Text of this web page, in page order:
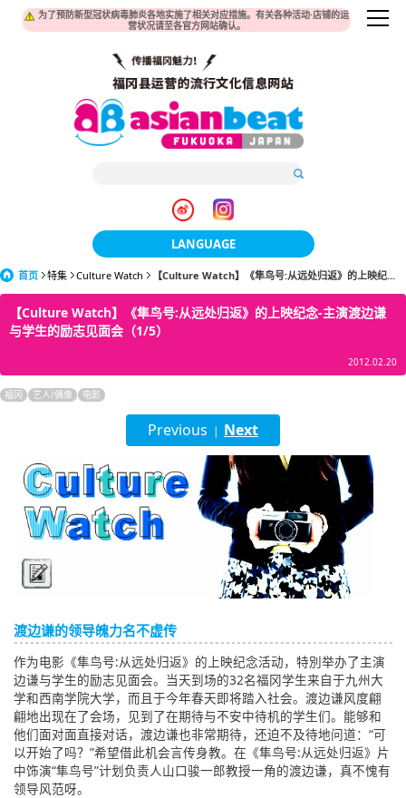
为了预防新型冠状病毒肺炎各地实施了相关对应措施。有关各种活动·店铺的运
营状况请至各官方网站确认。
LANGUAGE
日本語
한국어
English
ภาษาไทย
tiéng Viêt
Bahasa Indonesia
首页 特集 Culture Watch 【Culture Watch】《隼鸟号:从远处归返》的上映纪...
【Culture Watch】《隼鸟号:从远处归返》的上映纪念-主演渡边谦
与学生的励志见面会（1/5）
2012.02.20
福冈 艺人/偶像 电影
Previous | Next
渡边谦的领导魄力名不虚传
作为电影《隼鸟号:从远处归返》的上映纪念活动，特別举办了主演
边谦与学生的励志见面会。当天到场的32名福冈学生来自于九州大
学和西南学院大学，而且于今年春天即将踏入社会。渡边谦风度翩
翩地出现在了会场，见到了在期待与不安中待机的学生们。能够和
他们面对面直接对话，渡边谦也非常期待，还迫不及待地问道：“可
以开始了吗？”希望借此机会言传身教。在《隼鸟号:从远处归返》片
中饰演“隼鸟号”计划负责人山口骏一郎教授一角的渡边谦，真不愧有
领导风范呀。